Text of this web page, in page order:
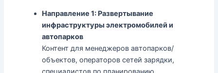
Направление 1: Развертывание
инфраструктуры электромобилей и
автопарков
Контент для менеджеров автопарков/
объектов, операторов сетей зарядки,